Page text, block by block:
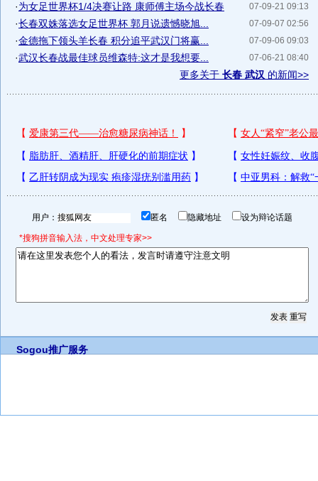
07-09-21 09:13
·为女足世界杯1/4决赛让路 康师傅主场今战长春
07-09-07 02:56
·长春双姝落选女足世界杯 郭月说遗憾晓旭...
07-09-06 09:03
·金德拖下领头羊长春 积分追平武汉门将赢...
07-06-21 08:40
·武汉长春战最佳球员维森特:这才是我想要...
更多关于 长春 武汉 的新闻>>
用户： 匿名 隐藏地址 设为辩论话题
*搜狗拼音输入法，中文处理专家>>
Sogou推广服务